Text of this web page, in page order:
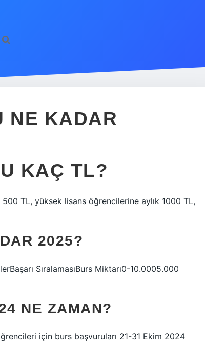
NE KADAR
KAÇ TL?
TL, yüksek lisans öğrencilerine aylık 1000 TL,
2025?
SıralamasıBurs Miktarı0-10.0005.000
NE ZAMAN?
için burs başvuruları 21-31 Ekim 2024